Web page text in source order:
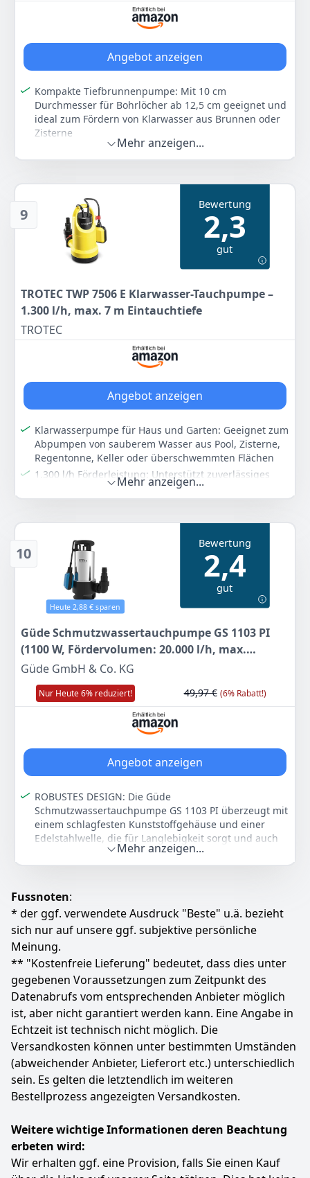
Zum Angebot
Angebot anzeigen
Kompakte Tiefbrunnenpumpe: Mit 10 cm
Durchmesser für Bohrlöcher ab 12,5 cm geeignet und
ideal zum Fördern von Klarwasser aus Brunnen oder
Zisterne
Solide Förderleistung: 5.100 l/h, 370 W, 4 bar und bis
zu 20 m Eintauchtiefe unterstützen zuverlässige
Edelstahl, Kupfermotor, Rückschlagventil und
Thermoschutzschaltung sorgen für langlebige
Nutzung
Schmutzsieb gegen Partikel: Edelstahl-Schmutzsieb
hält Partikel über 1,8 mm zurück und schützt die
Praktisch installiert: 23 m Netzkabel, 1 ¼-Zoll-
Messinggewinde und optionaler Distanzfuß
erleichtern den Einsatz in Brunnen, Schächten und
Zisternen
Hersteller
156
Zum Angebot
Mehr anzeigen...
9
Bewertung
2,3
gut
TROTEC TWP 7506 E Klarwasser-Tauchpumpe –
1.300 l/h, max. 7 m Eintauchtiefe
TROTEC
Angebot anzeigen
Klarwasserpumpe für Haus und Garten: Geeignet zum
Abpumpen von sauberem Wasser aus Pool, Zisterne,
Regentonne, Keller oder überschwemmten Flächen
1.300 l/h Förderleistung: Unterstützt zuverlässiges
Abpumpen bei typischen Klarwasser-Anwendungen
mit einer maximalen Eintauchtiefe von 7 m
komfortablen Betrieb und Schutz bei sinkendem Pegel
Rückflussstopp integriert: Reduziert das Zurücklaufen
von Wasser nach dem Abschalten und erleichtert
sauberes Arbeiten beim Entleeren von Behältern oder
Räumen
für passende Schläuche und flexible Nutzung bei
Gartenbewässerung, Wasserentnahme oder
Entwässerungsarbeiten
Farbe
Gelb und Schwarz TROTEC 5 kg
99 €
Zum Angebot
Mehr anzeigen...
10
Heute 2,88 € sparen
Bewertung
2,4
gut
Güde Schmutzwassertauchpumpe GS 1103 PI
(1100 W, Fördervolumen: 20.000 l/h, max.
Förderhöhe: 8 m, max. Eintauchtiefe: 7 m,
Laufrad aus Noryl, Edelstahlmantel & -welle,
Thermoschutz, Schwimmerschalter)
Güde GmbH & Co. KG
Nur Heute 6% reduziert! 49,97 € (6% Rabatt!)
Angebot anzeigen
ROBUSTES DESIGN: Die Güde
Schmutzwassertauchpumpe GS 1103 PI überzeugt mit
einem schlagfesten Kunststoffgehäuse und einer
Edelstahlwelle, die für Langlebigkeit sorgt und auch
unter anspruchsvollen Bedingungen zuverlässig
arbeitet
stark verschmutzte Räume, Gruben, Gartengewässer
und Teiche effektiv entwässert werden; Der variabel
einstellbare Schwimmerschalter sorgt für eine
automatische Steuerung der Pumpe
HOHE SICHERHEIT: Dank des integrierten
Thermoschutzes schaltet sich die
Schmutzwassertauchpumpe GS 1103 PI bei
Überhitzung automatisch ab, was eine sichere
Nutzung auch unter extremen Bedingungen
garantiert
EDELSTAHLKOMPONENTEN: Die Pumpe ist mit einem
widerstandsfähigen Edelstahlmantel und einer
Edelstahlwelle ausgestattet, die Rost effektiv
verhindern und die Lebensdauer der Pumpe
erheblich verlängern
und das 10 Meter lange Anschlusskabel machen die
GS 1103 PI Schmutzwassertauchpumpe besonders
mobil und benutzerfreundlich, ideal für den flexiblen
Einsatz in verschiedenen Bereichen
Mehr anzeigen...
Fussnoten:
* der ggf. verwendete Ausdruck "Beste" u.ä. bezieht
sich nur auf unsere ggf. subjektive persönliche
Meinung.
** "Kostenfreie Lieferung" bedeutet, dass dies unter
gegebenen Voraussetzungen zum Zeitpunkt des
Datenabrufs vom entsprechenden Anbieter möglich
ist, aber nicht garantiert werden kann. Eine Angabe in
Echtzeit ist technisch nicht möglich. Die
Versandkosten können unter bestimmten Umständen
(abweichender Anbieter, Lieferort etc.) unterschiedlich
sein. Es gelten die letztendlich im weiteren
Bestellprozess angezeigten Versandkosten.
Weitere wichtige Informationen deren Beachtung
erbeten wird:
Wir erhalten ggf. eine Provision, falls Sie einen Kauf